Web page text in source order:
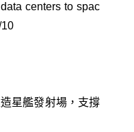
centers to spac
星艦發射場，支撐